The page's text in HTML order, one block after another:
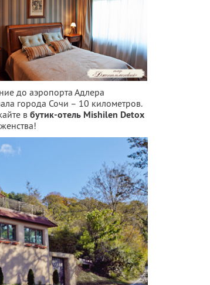
до аэропорта Адлера
города Сочи – 10 километров.
в бутик-отель Mishilen Detox